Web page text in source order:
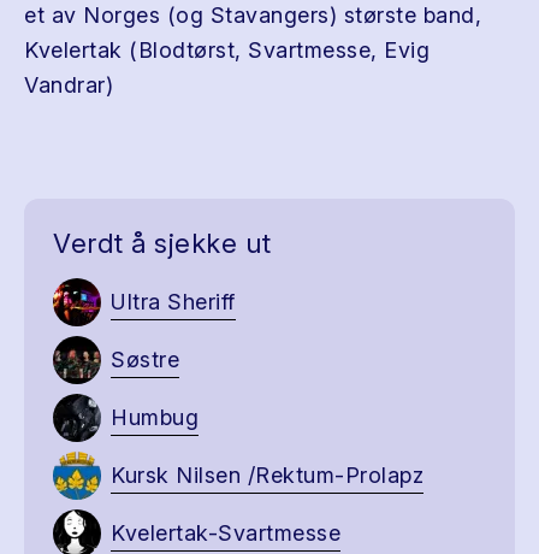
et av Norges (og Stavangers) største band,
Kvelertak (Blodtørst, Svartmesse, Evig
Vandrar)
Verdt å sjekke ut
Ultra Sheriff
Søstre
Humbug
Kursk Nilsen /Rektum-Prolapz
Kvelertak-Svartmesse